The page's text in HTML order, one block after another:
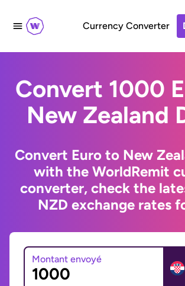
Currency Converter
Convert 1000
New Zealand
Convert Euro to New
with the WorldRemit
converter, check the
NZD exchange rates
Montant envoyé